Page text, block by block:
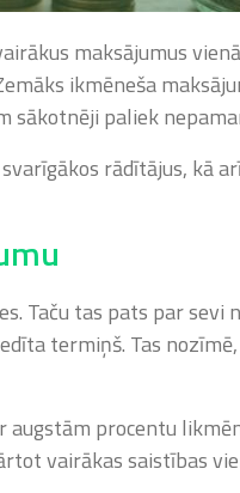
maksājumus
ikmēneša
sākotnēji paliek
rādītājus, kā
Taču tas pats par sevi
termiņš. Tas
augstām procentu
vairākas saistības